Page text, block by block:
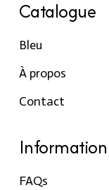
Catalogue
Bleu
À propos
Contact
Information
FAQs